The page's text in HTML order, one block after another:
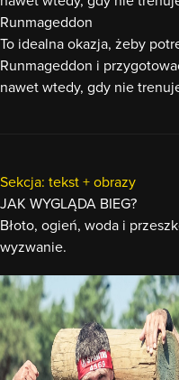
Runmageddon
To idealna okazja, żeby
Runmageddon i
nawet wtedy, gdy nie
Sekcja: tekst + obrazy
JAK WYGLĄDA BIEG?
Błoto, ogień, woda i
wyzwanie.